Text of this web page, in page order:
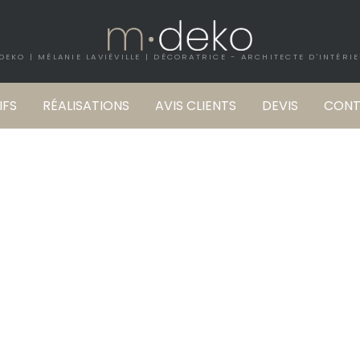
| MÉLANIE LAVIÉVILLE | DÉCORATRICE - ARCHITECTE
RÉALISATIONS AVIS CLIENTS DEVIS